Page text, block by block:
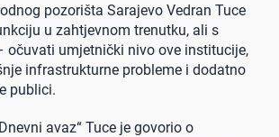
pozorišta Sarajevo Vedran Tuce
u zahtjevnom trenutku, ali s
očuvati umjetnički nivo ove institucije,
infrastrukturne probleme i dodatno
publici.
avaz“ Tuce je govorio o